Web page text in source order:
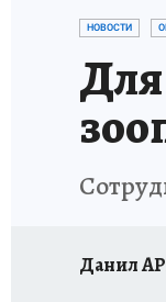
НОВОСТИ
Данил